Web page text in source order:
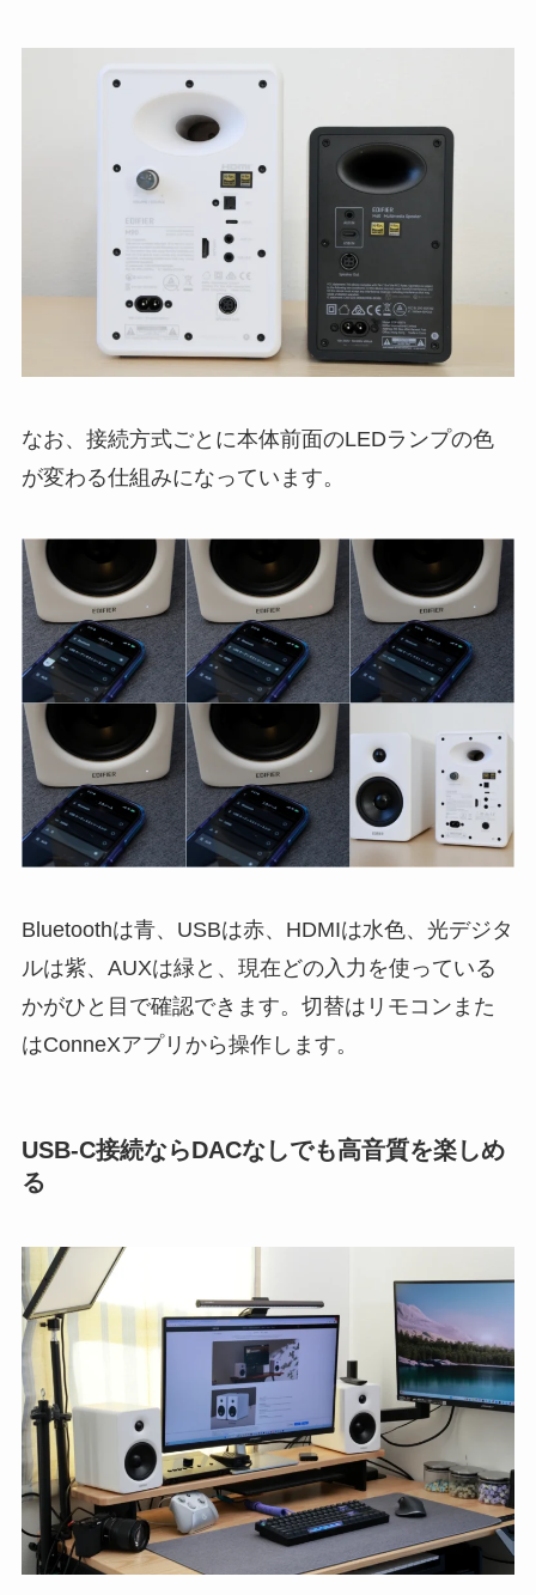
なお、接続方式ごとに本体前面のLEDランプの色
が変わる仕組みになっています。
Bluetoothは青、USBは赤、HDMIは水色、光デジタ
ルは紫、AUXは緑と、現在どの入力を使っている
かがひと目で確認できます。切替はリモコンまた
はConneXアプリから操作します。
USB-C接続ならDACなしでも高音質を楽しめ
る